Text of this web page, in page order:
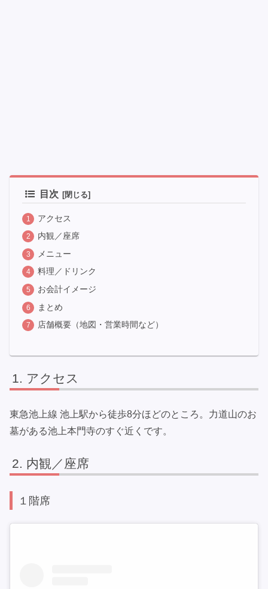
目次
アクセス
内観／座席
メニュー
料理／ドリンク
お会計イメージ
まとめ
店舗概要（地図・営業時間など）
アクセス
東急池上線 池上駅から徒歩8分ほどのところ。力道山のお
墓がある池上本門寺のすぐ近くです。
内観／座席
１階席